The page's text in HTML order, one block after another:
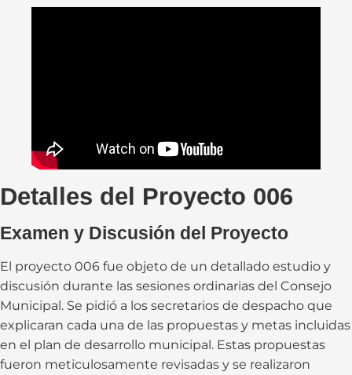
Detalles del Proyecto 006
Examen y Discusión del Proyecto
El proyecto 006 fue objeto de un detallado estudio y
discusión durante las sesiones ordinarias del Consejo
Municipal. Se pidió a los secretarios de despacho que
explicaran cada una de las propuestas y metas incluidas
en el plan de desarrollo municipal. Estas propuestas
fueron meticulosamente revisadas y se realizaron